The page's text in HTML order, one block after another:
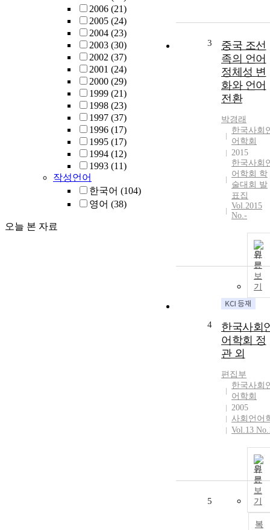
2006 (21)
2005 (24)
2004 (23)
2003 (30)
2002 (37)
2001 (24)
2000 (29)
1999 (21)
1998 (23)
1997 (37)
1996 (17)
1995 (17)
1994 (12)
1993 (11)
작성언어
한국어 (104)
영어 (38)
오늘 본 자료
3
중국 조선
족의 언어
정체성 변
화와 언어
전환
박경래
한국사회
어학회
2015
한국사회
어학회 학
술대회 발
표집
Vol.2015
No.-
원
문
보
기
4
한국사회
어학회 정
관 외
편집부
한국사회
어학회
2005
사회언어
Vol.13
원
문
보
기
복
5